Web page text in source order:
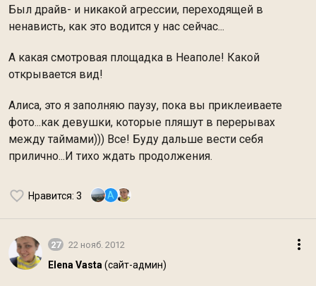
Был драйв- и никакой агрессии, переходящей в
ненависть, как это водится у нас сейчас...
А какая смотровая площадка в Неаполе! Какой
открывается вид!
Алиса, это я заполняю паузу, пока вы приклеиваете
фото...как девушки, которые пляшут в перерывах
между таймами))) Все! Буду дальше вести себя
прилично...И тихо ждать продолжения.
Нравится: 3 A
27 22 нояб. 2012
Elena Vasta (сайт-админ)